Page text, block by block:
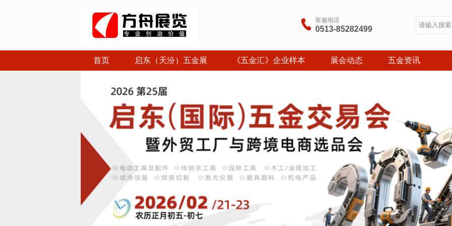
 客服电话
0513-85282499
首页 启东（天汾）五金展 《五金汇》企业样本 展会动态 五金资讯